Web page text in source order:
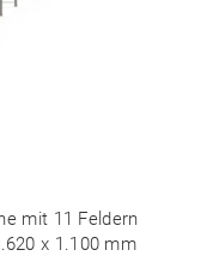
mit 11 Feldern
x 1.100 mm